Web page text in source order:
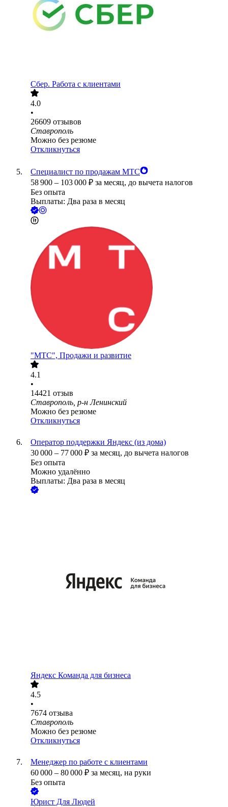
Сбер. Работа с клиентами
4.0
•
26609 отзывов
Ставрополь
Можно без резюме
Откликнуться
Специалист по продажам МТС
58 900 – 103 000 ₽ за месяц, до вычета налогов
Без опыта
Выплаты: Два раза в месяц
"МТС", Продажи и развитие
4.1
•
14421 отзыв
Ставрополь, р-н Ленинский
Можно без резюме
Откликнуться
Оператор поддержки Яндекс (из дома)
30 000 – 77 000 ₽ за месяц, до вычета налогов
Без опыта
Можно удалённо
Выплаты: Два раза в месяц
Яндекс Команда для бизнеса
4.5
•
7674 отзыва
Ставрополь
Можно без резюме
Откликнуться
Менеджер по работе с клиентами
60 000 – 80 000 ₽ за месяц, на руки
Без опыта
Юрист Для Людей